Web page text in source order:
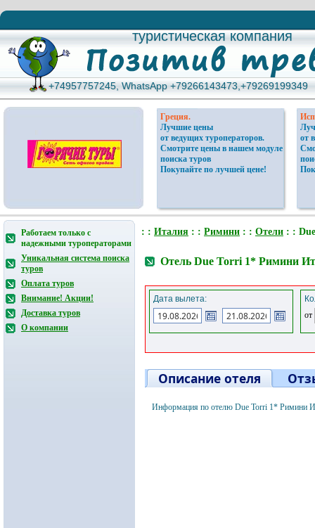
туристическая компания
туристическая компания
+74957757245, WhatsApp +79266143473,+79269199349
+74957757245, WhatsApp +79266143473,+79269199349
Греция.
Лучшие цены
от ведущих туроператоров.
Смотрите цены в нашем модуле
поиска туров
Покупайте по лучшей цене!
от
Работаем только с
надежными туроператорами
Уникальная система поиска
туров
Оплата туров
Внимание! Акции!
Доставка туров
О компании
: : Италия : : Римини : : Отели : :
Отель Due Torri 1* Римини
Дата вылета:
от
Описание отеля
Информация по отелю Due Torri 1* Римини